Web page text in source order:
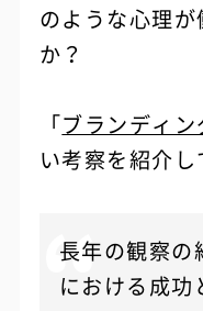
のような心理
か？
「ブランディ
い考察を紹介し
長年の観察の
における成功